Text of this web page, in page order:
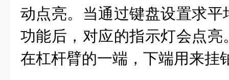
动点亮。当通过键盘设置求
功能后，对应的指示灯会点
在杠杆臂的一端，下端用来挂